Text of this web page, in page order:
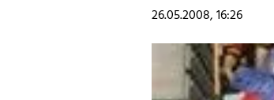
26.05.2008, 16:26